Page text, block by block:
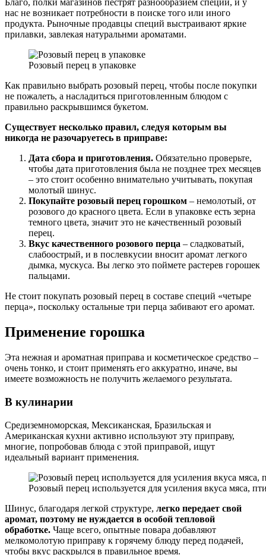
Благо, полки магазинов пестрят разнообразием специй, и у
нас не возникает потребности в поиске того или иного
продукта. Рыночные продавцы специй выстраивают яркие
прилавки, завлекая натуральнми ароматами.
Розовый перец в упаковке
Как правильно выбрать розовый перец, чтобы после покупки
не пожалеть, а насладиться приготовленным блюдом с
правильно раскрывшимся букетом.
Существует несколько правил, следуя которым вы
никогда не разочаруетесь в приправе:
Дата сбора и приготовления. Обязательно проверьте,
чтобы дата приготовления была не позднее трех месяцев
– это стоит особенно внимательно учитывать, покупая
молотый шинус.
Покупайте розовый перец горошком – немолотый, от
розового до красного цвета. Если в упаковке есть зерна
темного цвета, значит это не качественный розовый
перец.
Вкус качественного розового перца – сладковатый,
слабоострый, и в послевкусии вносит аромат легкого
дымка, мускуса. Вы легко это поймете растерев горошек
пальцами.
Не стоит покупать розовый перец в составе специй «четыре
перца», поскольку остальные три перца забивают его аромат.
Применение горошка
Эта нежная и ароматная приправа и косметическое средство –
очень тонко, и стоит применять его аккуратно, иначе, вы
имеете возможность не получить желаемого результата.
В кулинарии
Средиземноморская, Мексиканская, Бразильская и
Американская кухни активно используют эту приправу,
многие, попробовав блюда с этой приправой, ищут
идеальный вариант применения.
Розовый перец используется для усиления вкуса мяса,
Шинус, благодаря легкой структуре, легко передает свой
аромат, поэтому не нуждается в особой тепловой
обработке. Чаще всего, опытные повара добавляют
мелкомолотую приправу к горячему блюду перед подачей,
чтобы вкус раскрылся в правильное время.